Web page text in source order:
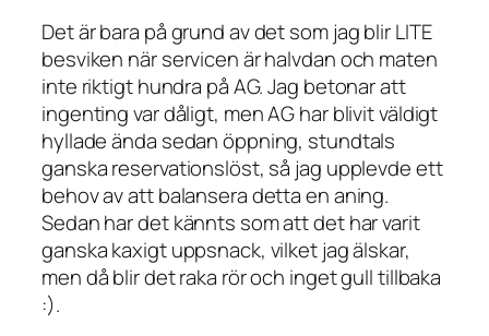
Det är bara på grund av det som jag blir LITE
besviken när servicen är halvdan och maten
inte riktigt hundra på AG. Jag betonar att
ingenting var dåligt, men AG har blivit väldigt
hyllade ända sedan öppning, stundtals
ganska reservationslöst, så jag upplevde ett
behov av att balansera detta en aning.
Sedan har det kännts som att det har varit
ganska kaxigt uppsnack, vilket jag älskar,
men då blir det raka rör och inget gull tillbaka
:).